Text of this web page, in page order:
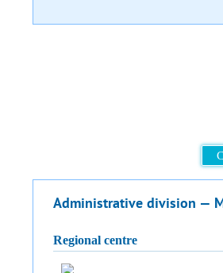
Administrative division —
regional centre